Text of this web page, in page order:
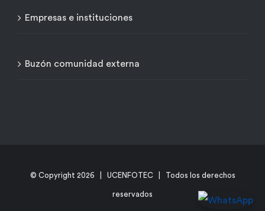
Empresas e instituciones
Buzón comunidad externa
© Copyright 2026 | UCENFOTEC | Todos los derechos
reservados